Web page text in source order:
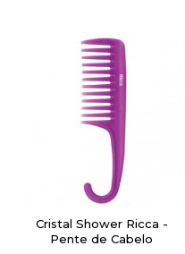
Cristal Shower Ricca -
Pente de Cabelo